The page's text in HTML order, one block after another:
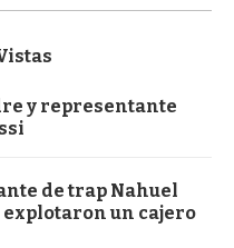
y representante
de trap Nahuel
explotaron un cajero